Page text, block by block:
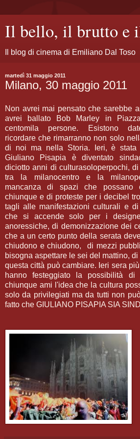
Il bello, il brutto e
Il blog di cinema di Emiliano Dal Toso
martedì 31 maggio 2011
Milano, 30 maggio 2011
Non avrei mai pensato che sarebbe
avrei ballato Bob Marley in
centomila persone. Esistono
ricordare che rimarranno non solo
di noi ma nella Storia. Ieri, è stata
Giuliano Pisapia è diventato
diciotto anni di culturasoloperpochi,
tra la milanocentro e la
mancanza di spazi che possano
chiunque e di proteste per i decibel
tagli alle manifestazioni culturali e
che si accende solo per i
anoressiche, di demonizzazione dei
che a un certo punto della serata
chiudono e chiudono, di mezzi
bisogna aspettare le sei del mattino,
questa città può cambiare. Ieri sera
hanno festeggiato la possibilità di
chiunque ami l'idea che la cultura
solo da privilegiati ma da tutti non
fatto che GIULIANO PISAPIA SIA